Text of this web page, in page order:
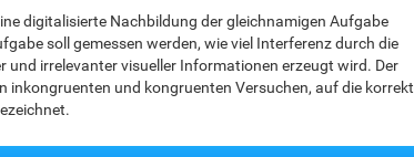
digitalisierte Nachbildung der gleichnamigen Aufgabe
soll gemessen werden, wie viel Interferenz durch die
irrelevanter visueller Informationen erzeugt wird. Der
inkongruenten und kongruenten Versuchen, auf die korrekt